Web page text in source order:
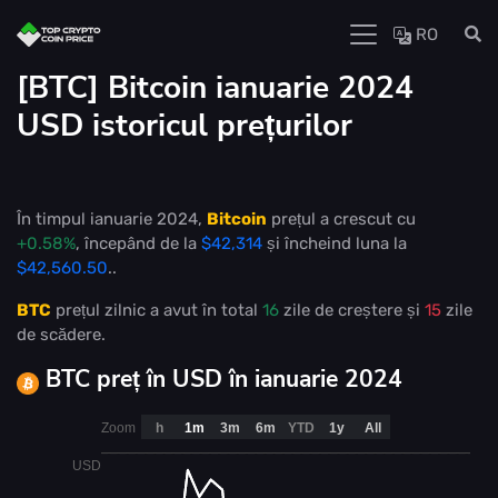
RO
[BTC] Bitcoin ianuarie 2024
USD istoricul prețurilor
În timpul ianuarie 2024, Bitcoin prețul a crescut cu
+0.58%, începând de la $42,314 și încheind luna la
$42,560.50..
BTC prețul zilnic a avut în total 16 zile de creștere și 15 zile
de scădere.
BTC preț în USD în ianuarie 2024
USD
Zoom h 1m 3m 6m YTD 1y All